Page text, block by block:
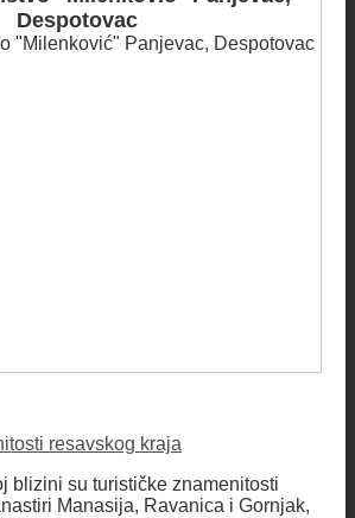
Despotovac
blizini su turističke znamenitosti
Manasija, Ravanica i Gornjak,